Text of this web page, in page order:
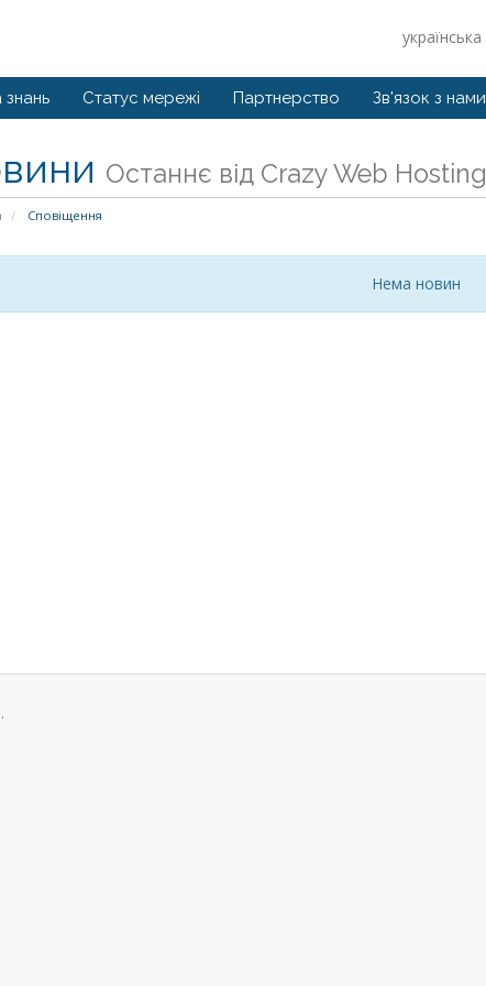
українська
знань Статус мережі Партнерство Зв'язок з нами
Останнє від Crazy Web Hosting
Сповіщення
Нема новин